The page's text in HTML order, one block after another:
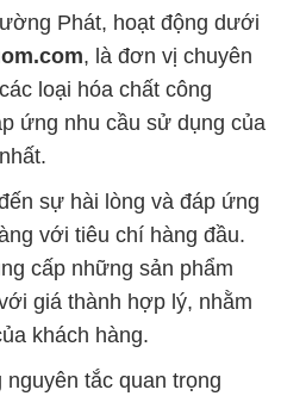
Phát, hoạt động dưới
, là đơn vị chuyên
loại hóa chất công
ứng nhu cầu sử dụng của
sự hài lòng và đáp ứng
với tiêu chí hàng đầu.
cấp những sản phẩm
giá thành hợp lý, nhằm
khách hàng.
tắc quan trọng